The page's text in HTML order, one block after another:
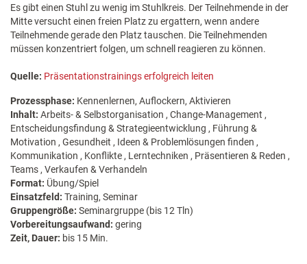
Es gibt einen Stuhl zu wenig im Stuhlkreis. Der Teilnehmende in der
Mitte versucht einen freien Platz zu ergattern, wenn andere
Teilnehmende gerade den Platz tauschen. Die Teilnehmenden
müssen konzentriert folgen, um schnell reagieren zu können.
Quelle: Präsentationstrainings erfolgreich leiten
Prozessphase: Kennenlernen, Auflockern, Aktivieren
Inhalt: Arbeits- & Selbstorganisation , Change-Management ,
Entscheidungsfindung & Strategieentwicklung , Führung &
Motivation , Gesundheit , Ideen & Problemlösungen finden ,
Kommunikation , Konflikte , Lerntechniken , Präsentieren & Reden ,
Teams , Verkaufen & Verhandeln
Format: Übung/Spiel
Einsatzfeld: Training, Seminar
Gruppengröße: Seminargruppe (bis 12 Tln)
Vorbereitungsaufwand: gering
Zeit, Dauer: bis 15 Min.